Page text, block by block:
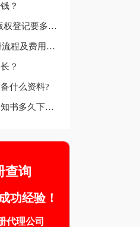
？
权登记要多少
程及费用材
？
什么资料?
书多久下
查询
功经验！
代理公司